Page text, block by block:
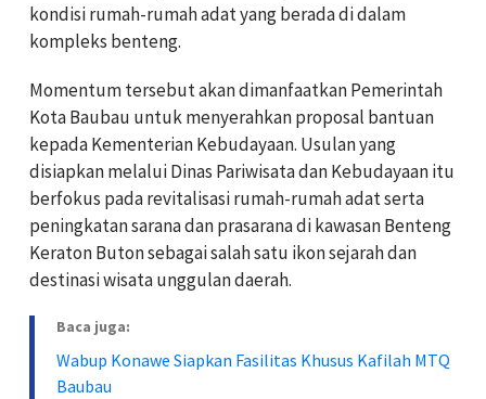
kondisi rumah-rumah adat yang berada di dalam
kompleks benteng.
Momentum tersebut akan dimanfaatkan Pemerintah
Kota Baubau untuk menyerahkan proposal bantuan
kepada Kementerian Kebudayaan. Usulan yang
disiapkan melalui Dinas Pariwisata dan Kebudayaan itu
berfokus pada revitalisasi rumah-rumah adat serta
peningkatan sarana dan prasarana di kawasan Benteng
Keraton Buton sebagai salah satu ikon sejarah dan
destinasi wisata unggulan daerah.
Baca juga:
Wabup Konawe Siapkan Fasilitas Khusus Kafilah MTQ
Baubau